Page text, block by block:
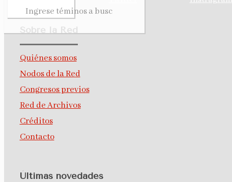
Sobre la Red
Quiénes somos
Nodos de la Red
Congresos previos
Red de Archivos
Créditos
Contacto
Últimas novedades